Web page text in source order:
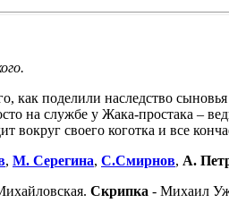
как поделили наследство
на службе у Жака-простака –
вокруг своего коготка и все
, М. Серегина, С.Смирнов, А.
Скрипка - Михаил